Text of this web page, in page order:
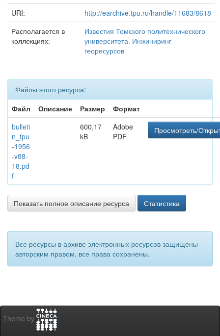
URI:
http://earchive.tpu.ru/handle/11683/8618
Располагается в
коллекциях:
Известия Томского политехнического
университета. Инжиниринг
георесурсов
Файлы этого ресурса:
Файл
Описание Размер
Формат
bulleti
n_tpu
-1956
-v88-
18.pd
f
600,17
kB
Adobe
PDF
Просмотреть/
Показать полное описание ресурса Статистика
Все ресурсы в архиве электронных ресурсов защищены
авторским правом, все права сохранены.
Theme by